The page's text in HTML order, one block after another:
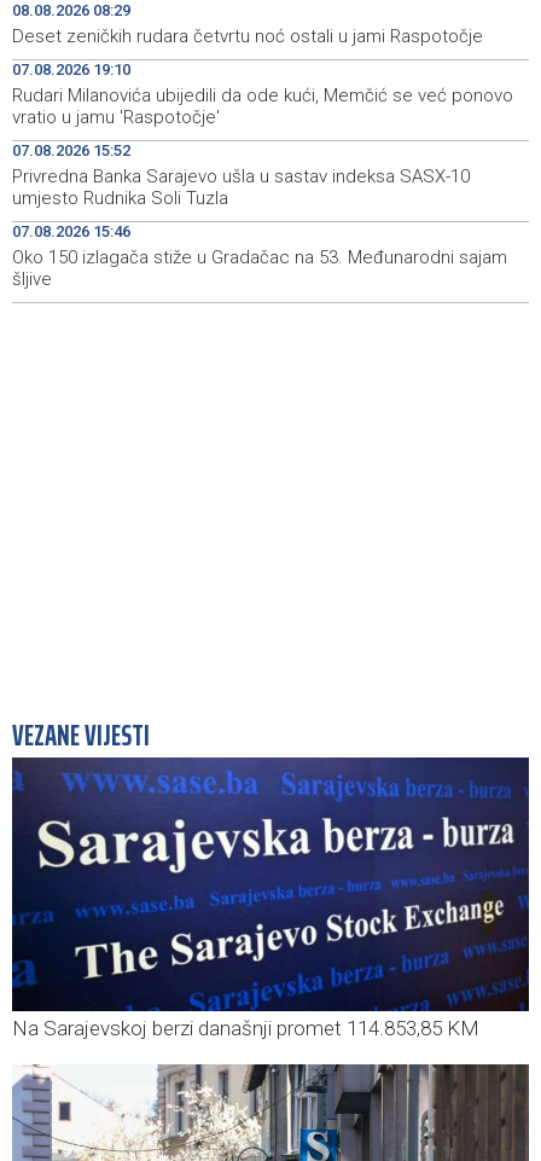
18:09
Iran 'vrlo blizu' dogovora s Omanom o novoj Hormuškoj
18:05
Koncertom Marije Šerifović večeras se zatvara
manifestacija 'Dani dijaspore Travnik 2026'
17:26
Kod mosta Brčko - Gunja pronađene kosti, vještaci
sudske medicine utvrđuju porijeklo
17:15
'Pekijada' u Varešu okupila 37 ekipa iz četiri države
regiona
08.08.2026 08:29
Deset zeničkih rudara četvrtu noć ostali u jami Raspotočje
07.08.2026 19:10
Rudari Milanovića ubijedili da ode kući, Memčić se već ponovo
vratio u jamu 'Raspotočje'
07.08.2026 15:52
Privredna Banka Sarajevo ušla u sastav indeksa SASX-10
umjesto Rudnika Soli Tuzla
07.08.2026 15:46
Oko 150 izlagača stiže u Gradačac na 53. Međunarodni sajam
šljive
VEZANE VIJESTI
Na Sarajevskoj berzi današnji promet 114.853,85 KM